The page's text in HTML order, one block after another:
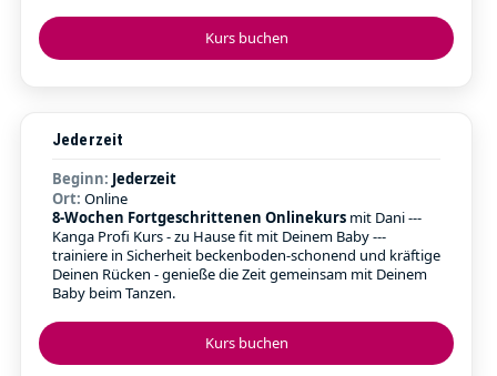
Kurs buchen
Kurs buchen
Jederzeit
Beginn: Jederzeit
Ort: Online
8-Wochen Fortgeschrittenen Onlinekurs mit Dani ---
Kanga Profi Kurs - zu Hause fit mit Deinem Baby ---
trainiere in Sicherheit beckenboden-schonend und kräftige
Deinen Rücken - genieße die Zeit gemeinsam mit Deinem
Baby beim Tanzen.